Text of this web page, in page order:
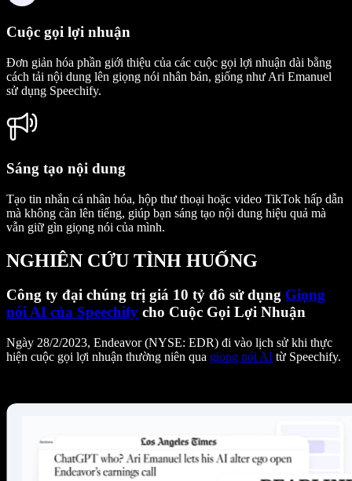
Cuộc gọi lợi nhuận
Đơn giản hóa phần giới thiệu của các cuộc gọi lợi nhuận dài bằng
cách tải nội dung lên giọng nói nhân bản, giống như Ari Emanuel
sử dụng Speechify.
Sáng tạo nội dung
Tạo tin nhắn cá nhân hóa, hộp thư thoại hoặc video TikTok hấp dẫn
mà không cần lên tiếng, giúp bạn sáng tạo nội dung hiệu quả mà
vẫn giữ gìn giọng nói của mình.
NGHIÊN CỨU TÌNH HUỐNG
Công ty đại chúng trị giá 10 tỷ đô sử dụng Giọng
nói AI của Speechify cho Cuộc Gọi Lợi Nhuận
Ngày 28/2/2023, Endeavor (NYSE: EDR) đi vào lịch sử khi thực
hiện cuộc gọi lợi nhuận thường niên qua giọng nói AI từ Speechify.